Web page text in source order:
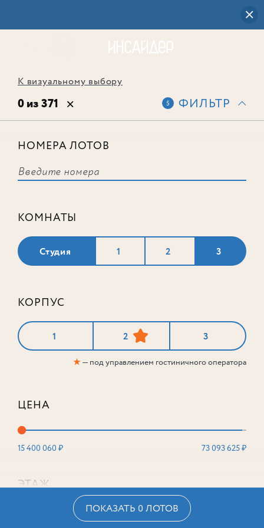
К визуальному выбору
0 из 371 5 ФИЛЬТР
НОМЕРА ЛОТОВ
КОМНАТЫ
Студия 1 2 3
КОРПУС
1 2 3
★— под управлением гостиничного оператора
ЦЕНА
15 400 060 ₽ 73 093 625 ₽
ЭТАЖ
ПОКАЗАТЬ 0 ЛОТОВ
соответствует ни одного лота